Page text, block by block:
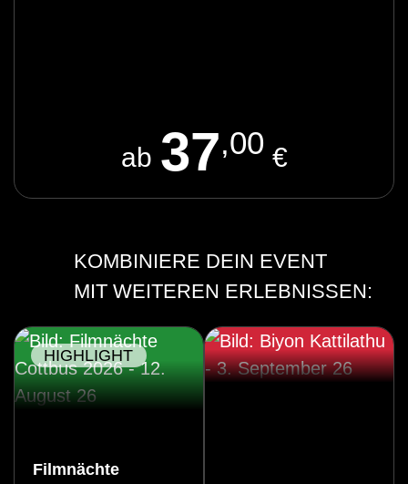
ab 37,00 €
KOMBINIERE DEIN EVENT
MIT WEITEREN ERLEBNISSEN:
HIGHLIGHT
Filmnächte